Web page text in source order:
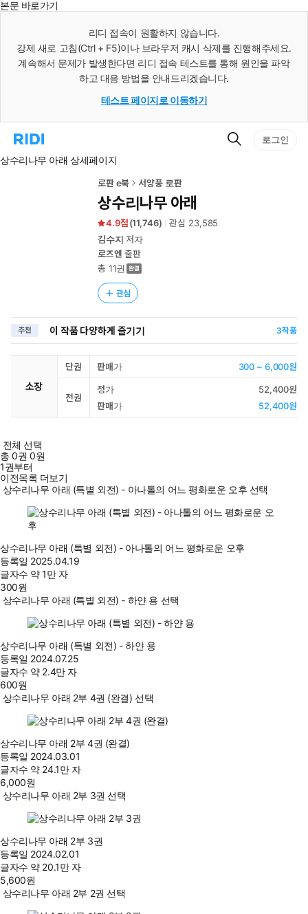
본문 바로가기
리디 접속이 원활하지 않습니다.
강제 새로 고침(Ctrl + F5)이나 브라우저 캐시 삭제를 진행해주세요.
계속해서 문제가 발생한다면 리디 접속 테스트를 통해 원인을 파악
하고 대응 방법을 안내드리겠습니다.
테스트 페이지로 이동하기
리
홈
검
로그인
상수리나무 아래 상세페이지
로판 e북 서양풍 로판
상수리나무 아래
4.9 (11,746) 관심 23,585
김수지 저자
로즈엔 출판
총 11권
관심
추천 이 작품 다양하게 즐기기 3작품
소장
단권 판매가 300 ~ 6,000원
전권
정가
52,400원
판매가
52,400원
전체 선택
총0권 0원
1권부터
이전목록 더보기
상수리나무 아래 (특별 외전) - 아나톨의 어느 평화로운 오후 선택
상수리나무 아래 (특별 외전) - 아나톨의 어느 평화로운 오후
등록일 2025.04.19
글자수 약 1만 자
300원
상수리나무 아래 (특별 외전) - 하얀 용 선택
상수리나무 아래 (특별 외전) - 하얀 용
등록일 2024.07.25
글자수 약 2.4만 자
600원
상수리나무 아래 2부 4권 (완결) 선택
상수리나무 아래 2부 4권 (완결)
등록일 2024.03.01
글자수 약 24.1만 자
6,000원
상수리나무 아래 2부 3권 선택
상수리나무 아래 2부 3권
등록일 2024.02.01
글자수 약 20.1만 자
5,600원
상수리나무 아래 2부 2권 선택